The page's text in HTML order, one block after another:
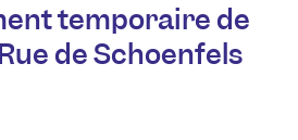
temporaire de
de Schoenfels